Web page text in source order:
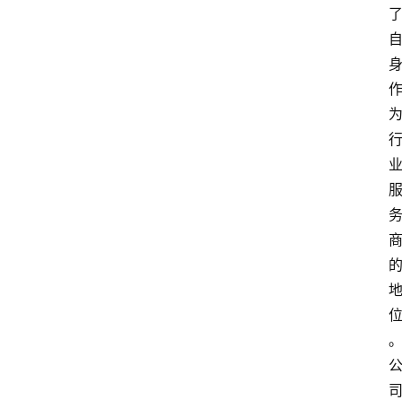
了
自
身
作
为
行
业
服
务
商
的
地
位
。
公
司